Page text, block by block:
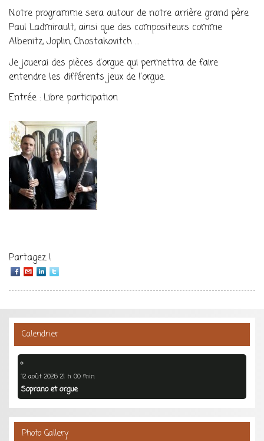
Notre programme sera autour de notre arrière grand père
Paul Ladmirault, ainsi que des compositeurs comme
Albenitz, Joplin, Chostakovitch …
Je jouerai des pièces d’orgue qui permettra de faire
entendre les différents jeux de l’orgue.
Entrée : Libre participation
Partagez !
Calendrier
12 août 2026 21 h 00 min
Soprano et orgue
Photo Gallery